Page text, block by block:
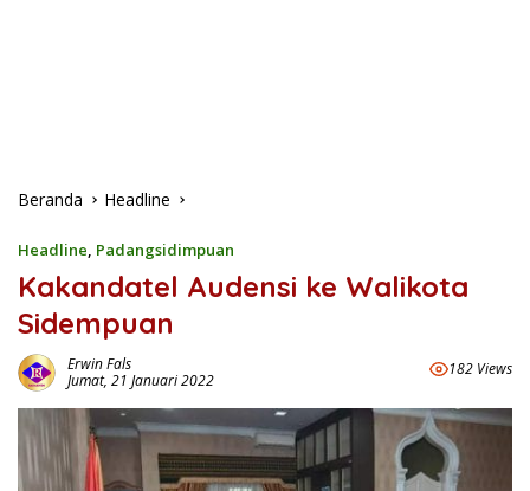
Beranda Headline
Headline, Padangsidimpuan
Kakandatel Audensi ke Walikota
Sidempuan
Erwin Fals
Jumat, 21 Januari 2022
182 Views